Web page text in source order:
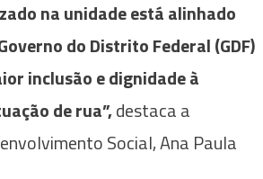
na unidade está alinhado
do Distrito Federal (GDF)
inclusão e dignidade à
de rua”,destaca a
Social, Ana Paula